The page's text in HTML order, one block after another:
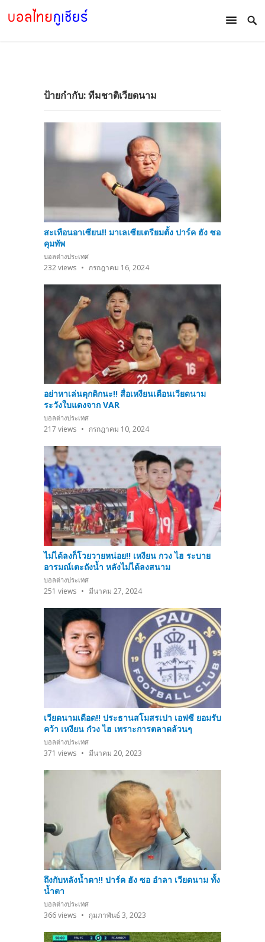
ป้ายกำกับ:ทีมชาติเวียดนาม
สะเทือนอาเซียน!! มาเลเซียเตรียมตั้ง ปาร์ค ฮัง ซอ
คุมทัพ
บอลต่างประเทศ
232views กรกฎาคม 16, 2024
อย่าหาเล่นตุกติกนะ!! สื่อเหงียนเตือนเวียดนาม
ระวังใบแดงจาก VAR
บอลต่างประเทศ
217 views กรกฎาคม 10, 2024
ไม่ได้ลงก็โวยวายหน่อย!! เหงียน กวง ไฮ ระบาย
อารมณ์เตะถังน้ำ หลังไม่ได้ลงสนาม
บอลต่างประเทศ
251 views มีนาคม 27, 2024
เวียดนามเดือด!! ประธานสโมสรเปา เอฟซี ยอมรับ
คว้า เหงียน ก๋วง ไฮ เพราะการตลาดล้วนๆ
บอลต่างประเทศ
371 views มีนาคม 20, 2023
ถึงกับหลังน้ำตา!! ปาร์ค ฮัง ซอ อำลา เวียดนาม ทั้ง
น้ำตา
บอลต่างประเทศ
366views กุมภาพันธ์ 3, 2023